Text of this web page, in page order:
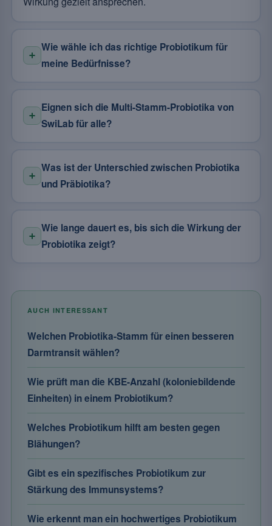
Wie wähle ich das richtige Probiotikum für
meine Bedürfnisse?
Eignen sich die Multi-Stamm-Probiotika von
SwiLab für alle?
Was ist der Unterschied zwischen Probiotika
und Präbiotika?
Wie lange dauert es, bis sich die Wirkung der
Probiotika zeigt?
AUCH INTERESSANT
Welchen Probiotika-Stamm für einen besseren
Darmtransit wählen?
Wie prüft man die KBE-Anzahl (koloniebildende
Einheiten) in einem Probiotikum?
Welches Probiotikum hilft am besten gegen
Blähungen?
Gibt es ein spezifisches Probiotikum zur
Stärkung des Immunsystems?
Wie erkennt man ein hochwertiges Probiotikum